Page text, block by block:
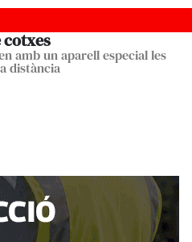
cotxes
amb un aparell especial les
distància